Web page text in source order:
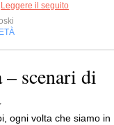
Leggere il seguito
– scenari di
ogni volta che siamo in